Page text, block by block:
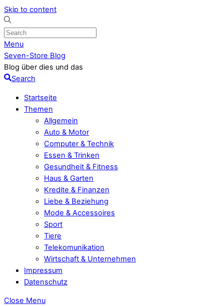
Skip to content
Menu
Seven-Store Blog
Blog über dies und das
Search
Startseite
Themen
Allgemein
Auto & Motor
Computer & Technik
Essen & Trinken
Gesundheit & Fitness
Haus & Garten
Kredite & Finanzen
Liebe & Beziehung
Mode & Accessoires
Sport
Tiere
Telekomunikation
Wirtschaft & Unternehmen
Impressum
Datenschutz
Close Menu